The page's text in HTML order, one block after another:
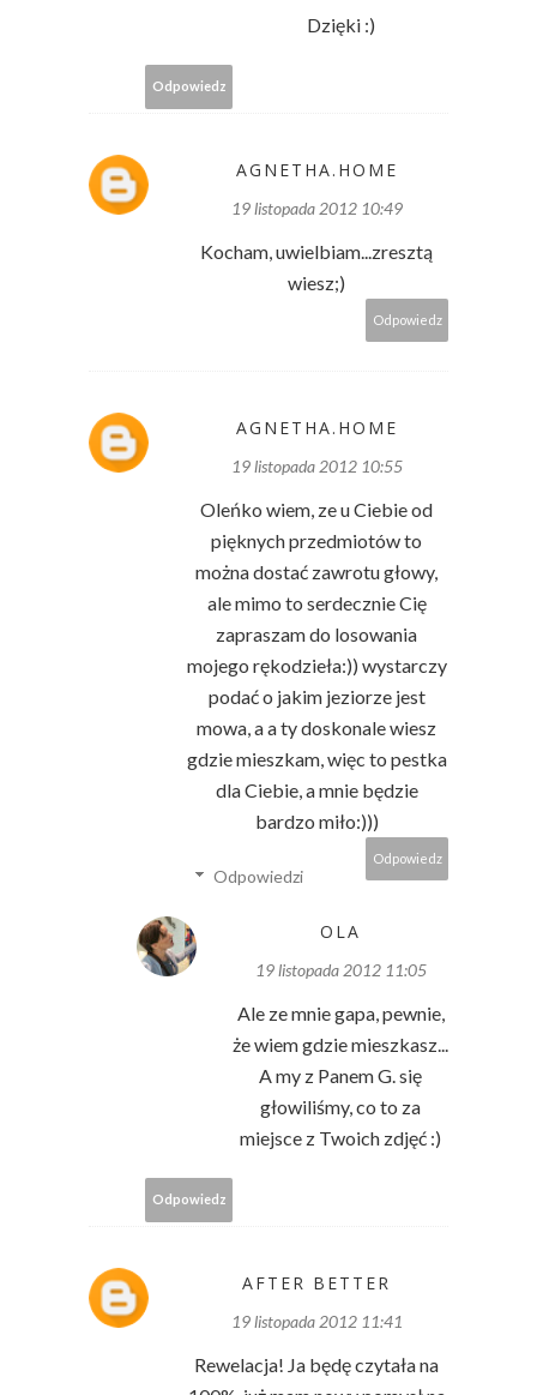
Dzięki :)
Odpowiedz
AGNETHA.HOME
19 listopada 2012 10:49
Kocham, uwielbiam...zresztą
wiesz;)
Odpowiedz
AGNETHA.HOME
19 listopada 2012 10:55
Oleńko wiem, ze u Ciebie od
pięknych przedmiotów to
można dostać zawrotu głowy,
ale mimo to serdecznie Cię
zapraszam do losowania
mojego rękodzieła:)) wystarczy
podać o jakim jeziorze jest
mowa, a a ty doskonale wiesz
gdzie mieszkam, więc to pestka
dla Ciebie, a mnie będzie
bardzo miło:)))
Odpowiedz
Odpowiedzi
OLA
19 listopada 2012 11:05
Ale ze mnie gapa, pewnie,
że wiem gdzie mieszkasz...
A my z Panem G. się
głowiliśmy, co to za
miejsce z Twoich zdjęć :)
Odpowiedz
AFTER BETTER
19 listopada 2012 11:41
Rewelacja! Ja będę czytała na